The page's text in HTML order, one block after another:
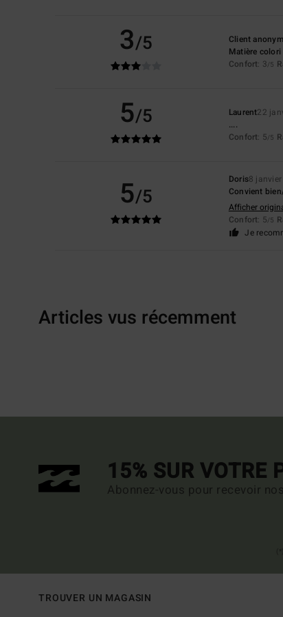
3/5 Client
Matière colori
Confort: 3/5
5/5 Laurent22
....
Confort: 5/5
5/5
Doris8
Convient
Afficher
Confort: 5/5
Je
Articles vus récemment
15% SUR VOTRE
Abonnez-vous pour recevoir
TROUVER UN MAGASIN